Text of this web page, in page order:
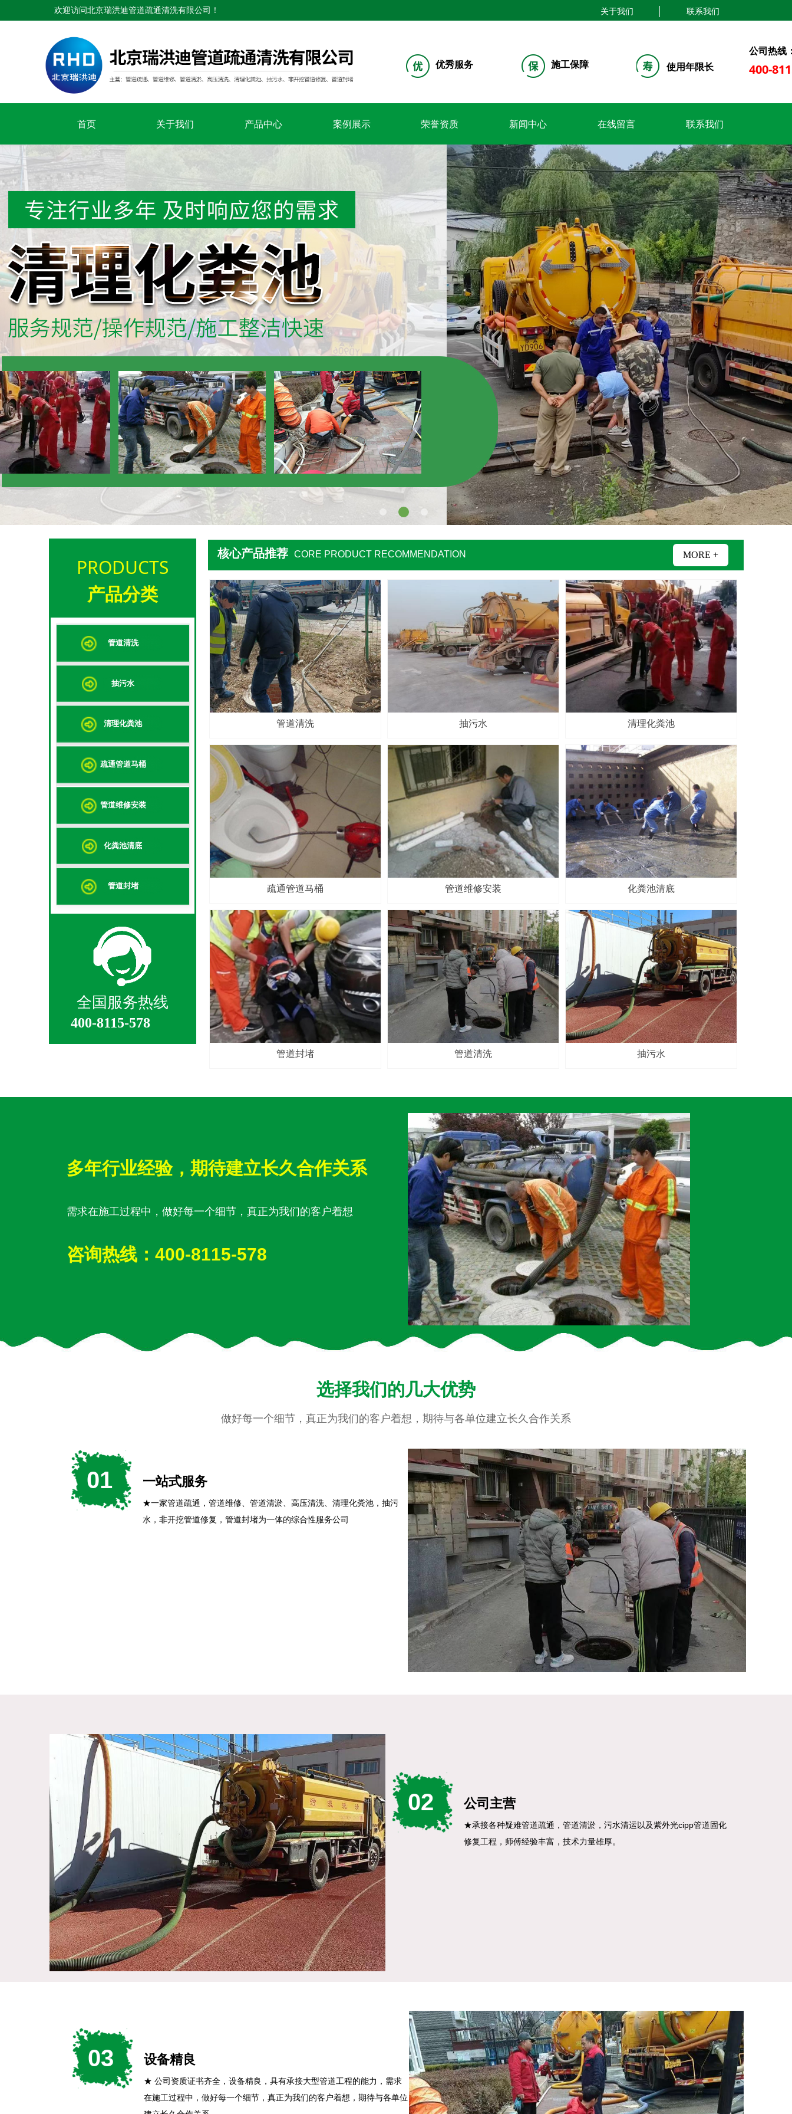
欢迎访问北京瑞洪迪管道疏通清洗有限公司！ 关于我们 联系我们
优秀服务 施工保障 使用年限长
首页 关于我们 产品中心 案例展示 荣誉资质 新闻中心 在线留言 联系我们
公司热线
400-
PRODUCTS
产品分类
管道清洗
抽污水
清理化粪池
疏通管道马桶
管道维修安装
化粪池清底
管道封堵
全国服务热线
400-8115-578
核心产品推荐 CORE PRODUCT RECOMMENDATION MORE +
管道清洗 抽污水 清理化粪池
疏通管道马桶 管道维修安装 化粪池清底
管道封堵 管道清洗 抽污水
多年行业经验，期待建立长久合作关系
需求在施工过程中，做好每一个细节，真正为我们的客户着想
咨询热线：400-8115-578
选择我们的几大优势​
做好每一个细节，真正为我们的客户着想，期待与各单位建立长久合作关系
01 一站式服务
★一家管道疏通，管道维修、管道清淤、高压清洗、清理化粪池，抽污
水，非开挖管道修复，管道封堵为一体的综合性服务公司
02 公司主营
★承接各种疑难管道疏通，管道清淤，污水清运以及紫外光cipp管道固化
修复工程，师傅经验丰富，技术力量雄厚。
03 设备精良
★ 公司资质证书齐全，设备精良，具有承接大型管道工程的能力，需求
在施工过程中，做好每一个细节，真正为我们的客户着想，期待与各单位